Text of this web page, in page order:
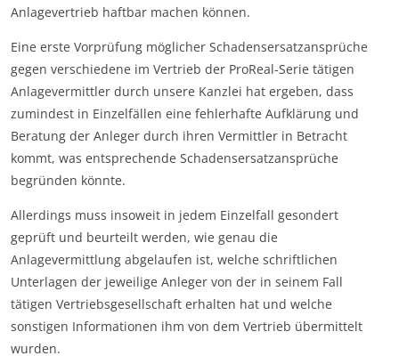
Anlagevertrieb haftbar machen können.
Eine erste Vorprüfung möglicher Schadensersatzansprüche
gegen verschiedene im Vertrieb der ProReal-Serie tätigen
Anlagevermittler durch unsere Kanzlei hat ergeben, dass
zumindest in Einzelfällen eine fehlerhafte Aufklärung und
Beratung der Anleger durch ihren Vermittler in Betracht
kommt, was entsprechende Schadensersatzansprüche
begründen könnte.
Allerdings muss insoweit in jedem Einzelfall gesondert
geprüft und beurteilt werden, wie genau die
Anlagevermittlung abgelaufen ist, welche schriftlichen
Unterlagen der jeweilige Anleger von der in seinem Fall
tätigen Vertriebsgesellschaft erhalten hat und welche
sonstigen Informationen ihm von dem Vertrieb übermittelt
wurden.